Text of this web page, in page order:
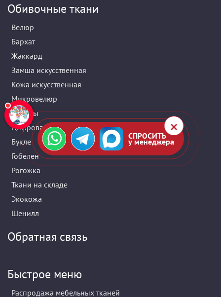
СПРОСИТЬ
у менеджера
Обивочные ткани
Велюр
Бархат
Жаккард
Замша искусственная
Кожа искусственная
Микровелюр
Купоны
Цифровая печать
Букле
Гобелен
Рогожка
Ткани на складе
Экокожа
Шенилл
Обратная связь
Быстрое меню
Распродажа мебельных тканей